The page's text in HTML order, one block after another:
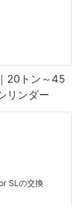
20トン～45
リンダー